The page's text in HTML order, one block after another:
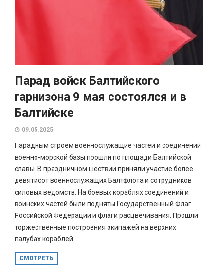
Парад войск Балтийского
гарнизона 9 мая состоялся и в
Балтийске
09.05.2025
Парадным строем военнослужащие частей и соединений
военно-морской базы прошли по площади Балтийской
славы. В праздничном шествии приняли участие более
девятисот военнослужащих Балтфлота и сотрудников
силовых ведомств. На боевых кораблях соединений и
воинских частей были подняты Государственный Флаг
Российской Федерации и флаги расцвечивания. Прошли
торжественные построения экипажей на верхних
палубах кораблей....
СМОТРЕТЬ